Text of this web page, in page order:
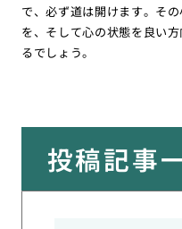
で、必ず道は開けます。そ
を、そして心の状態を良い
るでしょう。
投稿記事